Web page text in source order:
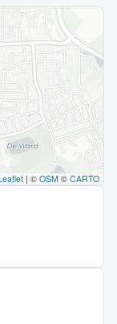
| © OSM © CARTO